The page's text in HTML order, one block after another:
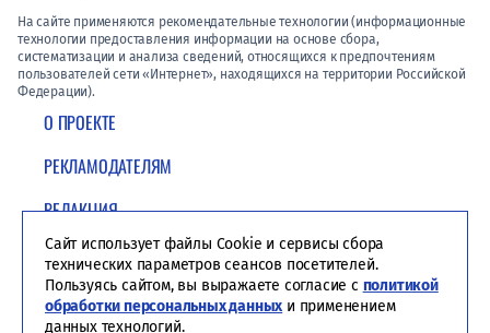
О ПРОЕКТЕ
РЕКЛАМОДАТЕЛЯМ
РЕДАКЦИЯ
ПОЛИТИКА КОНФИДЕНЦИАЛЬНОСТИ
На сайте применяются рекомендательные технологии (информационные
технологии предоставления информации на основе сбора,
систематизации и анализа сведений, относящихся к предпочтениям
пользователей сети «Интернет», находящихся на территории Российской
Федерации).
Сайт использует файлы Cookie и сервисы сбора
технических параметров сеансов посетителей.
Пользуясь сайтом, вы выражаете согласие с политикой
обработки персональных данных и применением
данных технологий.